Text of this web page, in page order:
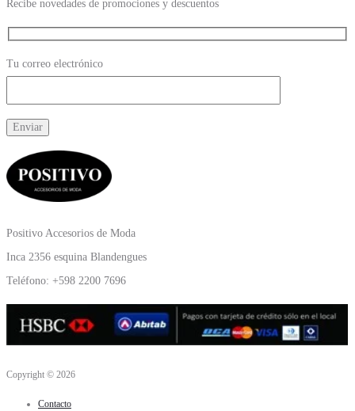
Recibe novedades de promociones y descuentos
Tu correo electrónico
Positivo Accesorios de Moda
Inca 2356 esquina Blandengues
Teléfono: +598 2200 7696
Copyright © 2026
Contacto